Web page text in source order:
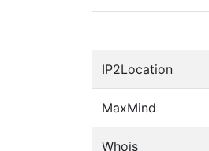
IP2Location
MaxMind
Whois